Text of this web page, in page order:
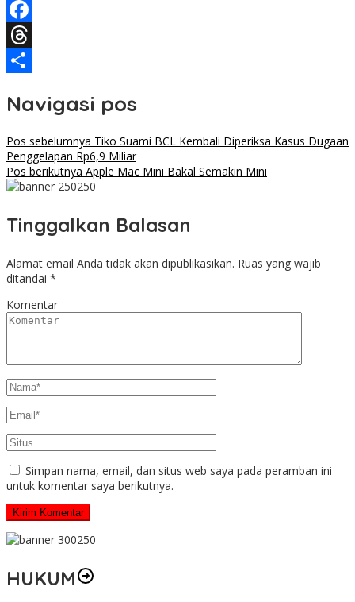
Telegram
Facebook
Threads
Navigasi pos
Pos sebelumnya Tiko Suami BCL Kembali Diperiksa Kasus Dugaan
Penggelapan Rp6,9 Miliar
Pos berikutnya Apple Mac Mini Bakal Semakin Mini
Tinggalkan Balasan
Alamat email Anda tidak akan dipublikasikan. Ruas yang wajib
ditandai *
Komentar
Simpan nama, email, dan situs web saya pada peramban ini
untuk komentar saya berikutnya.
HUKUM